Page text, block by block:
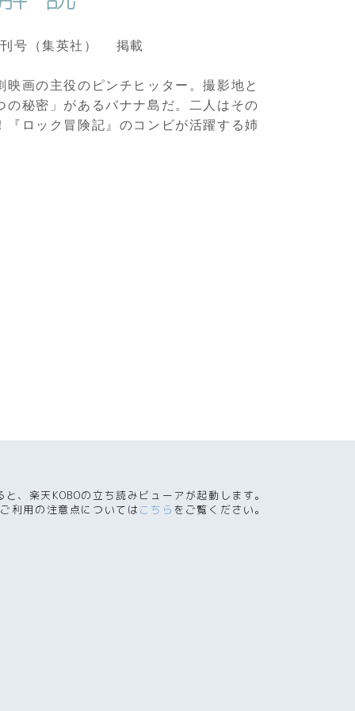
号（集英社） 掲載
画の主役のピンチヒッター。撮影地と
の秘密」があるバナナ島だ。二人はその
『ロック冒険記』のコンビが活躍する姉
、楽天KOBOの立ち読みビューアが起動します。
ご利用の注意点については こちら をご覧ください。